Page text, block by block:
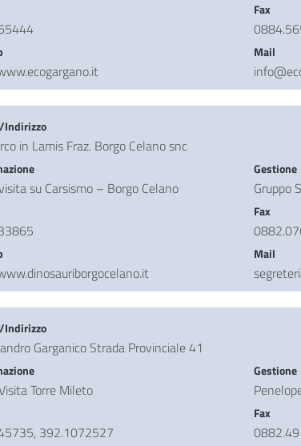
Fax
Mail
Indirizzo
in Lamis Fraz. Borgo Celano snc
su Carsismo – Borgo Celano
Gestione
Gruppo
Fax
Mail
Indirizzo
Garganico Strada Provinciale 41
Torre Mileto
Gestione
392.1072527
Fax